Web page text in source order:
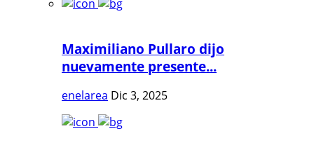
Maximiliano Pullaro dijo
nuevamente presente...
enelarea Dic 3, 2025